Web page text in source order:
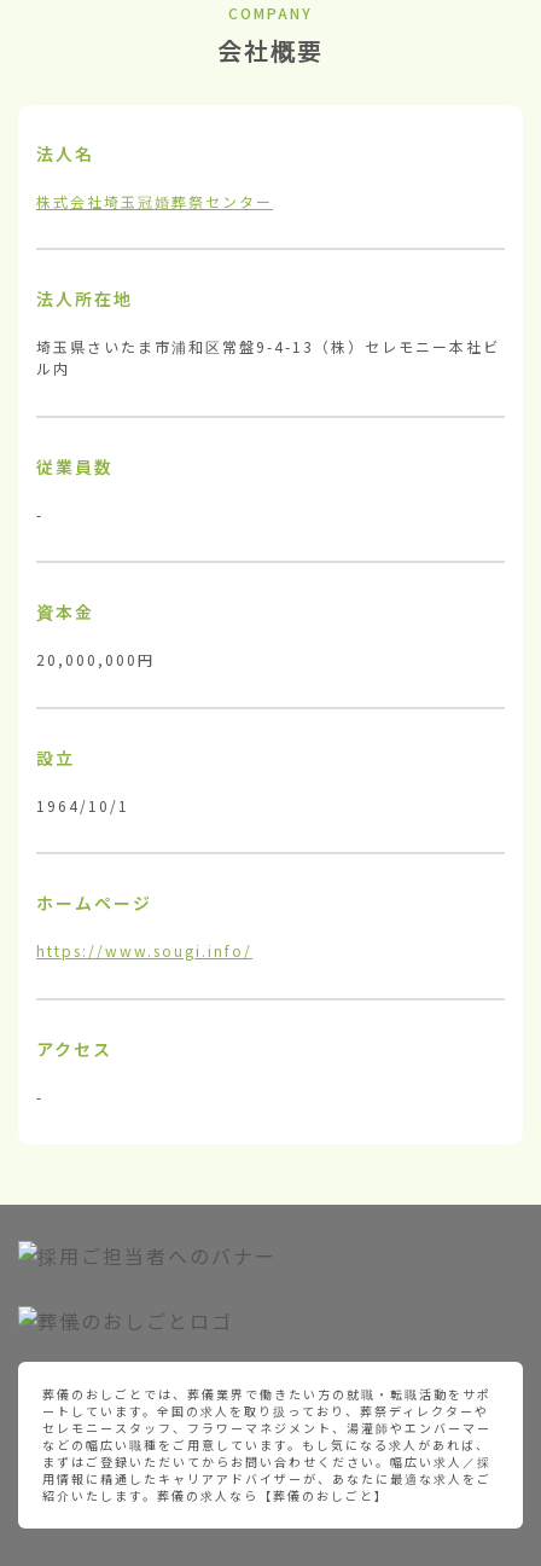
COMPANY
会社概要
法人名
株式会社埼玉冠婚葬祭センター
法人所在地
埼玉県さいたま市浦和区常盤9-4-13（株）セレモニー本社ビ
ル内
従業員数
-
資本金
20,000,000円
設立
1964/10/1
ホームページ
https://www.sougi.info/
アクセス
-
葬儀のおしごとでは、葬儀業界で働きたい方の就職・転職活動をサポ
ートしています。全国の求人を取り扱っており、葬祭ディレクターや
セレモニースタッフ、フラワーマネジメント、湯灌師やエンバーマー
などの幅広い職種をご用意しています。もし気になる求人があれば、
まずはご登録いただいてからお問い合わせください。幅広い求人／採
用情報に精通したキャリアアドバイザーが、あなたに最適な求人をご
紹介いたします。葬儀の求人なら【葬儀のおしごと】